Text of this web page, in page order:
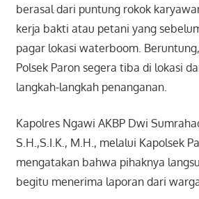
berasal dari puntung rokok
kerja bakti atau petani yang
pagar lokasi waterboom.
Polsek Paron segera tiba di lokasi
langkah-langkah penanganan.
Kapolres Ngawi AKBP Dwi
S.H.,S.I.K., M.H., melalui Kapolsek
mengatakan bahwa pihaknya
begitu menerima laporan dari